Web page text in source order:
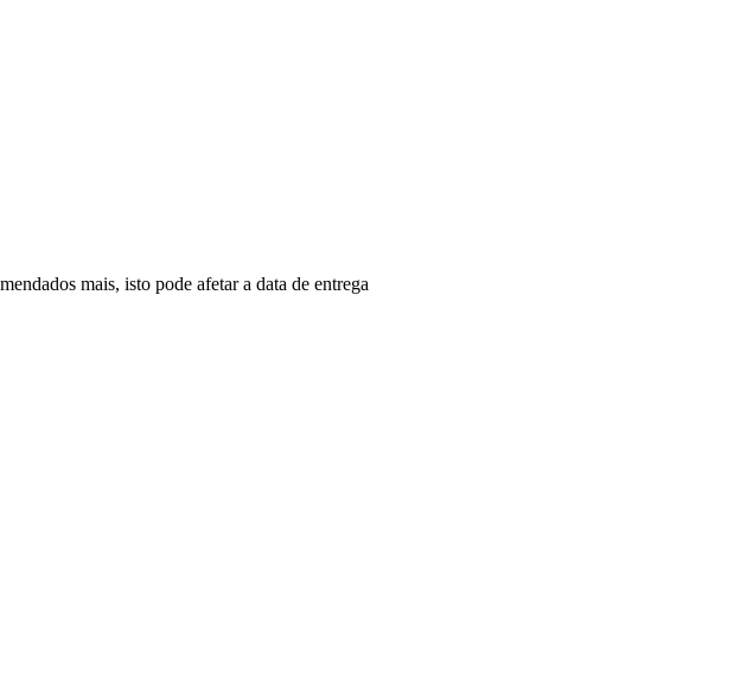
mais, isto pode afetar a data de entrega